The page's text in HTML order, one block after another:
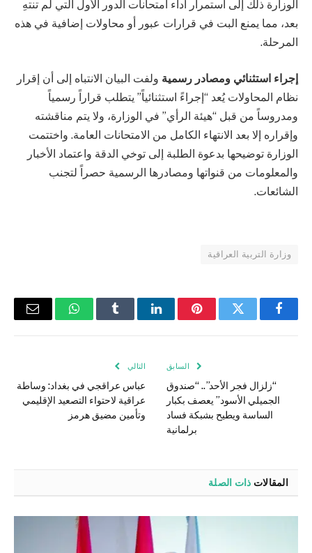
الوزارة ذلك إلى استمرار أداء امتحانات الدور الأول التي لم تنتهِ
بعد، مما يمنع البت في قرارات عبور أو محاولات إضافية في هذه
المرحلة.
إجراء استثنائي ومصادر رسمية ولفت البيان الانتباه إلى أن إقرار
نظام المحاولات يُعد “إجراءً استثنائياً” يتطلب قراراً رسمياً
ومدروساً من قبل “هيئة الرأي” في الوزارة، ولا يتم مناقشته
وإقراره إلا بعد الانتهاء الكامل من الامتحانات العامة. واختتمت
الوزارة توضيحها بدعوة الطلبة إلى توخي الدقة واعتماد الأخبار
والمعلومات من قنواتها ومصادرها الرسمية حصراً لتجنب
الشائعات.
وزارة التربية العراقية
فيسبوكتويتر بينتيريستلينكدإن Tumblr واتسابالبريد
السابق
“زلزال فجر الأحد”.. “صندوق
الجميلي الأسود” يعصف بكبار
الساسة ويطيح بشبكة فساد
برلمانية
التالي
عباس عراقجي في بغداد: وساطة
عراقية لاحتواء التصعيد الإقليمي
وتأمين مضيق هرمز
المقالات ذات الصلة